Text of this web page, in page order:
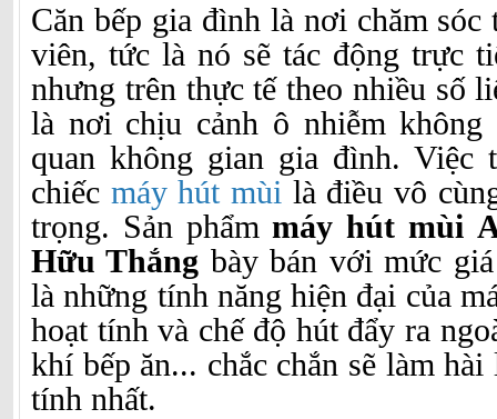
Căn bếp gia đình là nơi chăm sóc
viên, tức là nó sẽ tác động trực
nhưng trên thực tế theo nhiều số
là nơi chịu cảnh ô nhiễm
quan không gian gia đình. Việc
chiếc máy hút mùi là điều vô
trọng. Sản phẩmmáy hút mùi
Hữu Thắng bày bán với mức
là những tính năng hiện đại của
hoạt tính và chế độ hút đẩy ra
khí bếp ăn... chắc chắn sẽ làm
tính nhất.